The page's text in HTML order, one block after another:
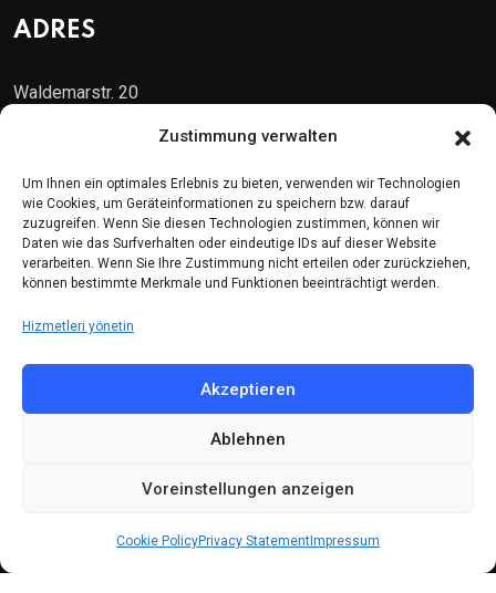
Zustimmung verwalten
Um Ihnen ein optimales Erlebnis zu bieten, verwenden wir Technologien
wie Cookies, um Geräteinformationen zu speichern bzw. darauf
zuzugreifen. Wenn Sie diesen Technologien zustimmen, können wir
Daten wie das Surfverhalten oder eindeutige IDs auf dieser Website
verarbeiten. Wenn Sie Ihre Zustimmung nicht erteilen oder zurückziehen,
können bestimmte Merkmale und Funktionen beeinträchtigt werden.
Hizmetleri yönetin
Akzeptieren
Ablehnen
Voreinstellungen anzeigen
Cookie PolicyPrivacy Statement Impressum
ADRES
Waldemarstr. 20
Kontakt
Telefon: (030) 616 58 700
Faks : (030) 616 58 395
E-Posta: cemevi@alevi.org